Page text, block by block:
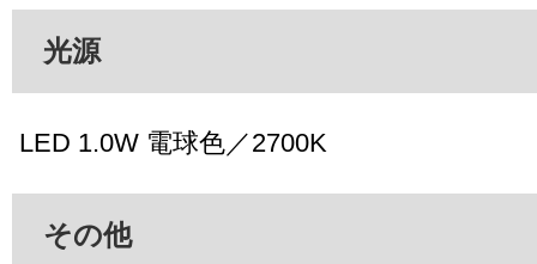
光源
LED 1.0W 電球色／2700K
その他